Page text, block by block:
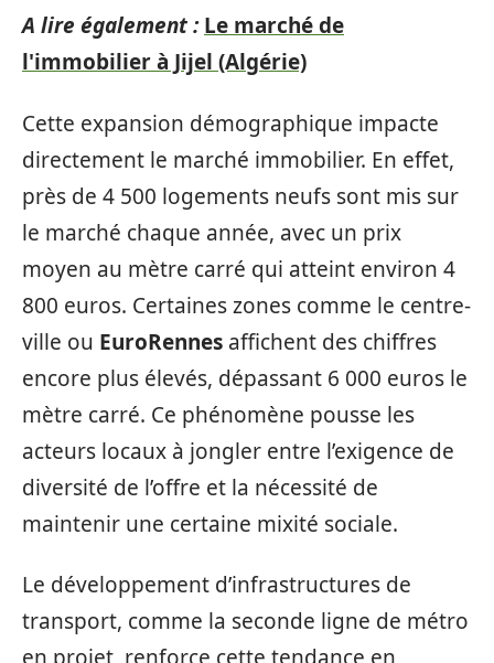
A lire également : Le marché de
l'immobilier à Jijel (Algérie)
Cette expansion démographique impacte
directement le marché immobilier. En effet,
près de 4 500 logements neufs sont mis sur
le marché chaque année, avec un prix
moyen au mètre carré qui atteint environ 4
800 euros. Certaines zones comme le centre-
ville ou EuroRennes affichent des chiffres
encore plus élevés, dépassant 6 000 euros le
mètre carré. Ce phénomène pousse les
acteurs locaux à jongler entre l’exigence de
diversité de l’offre et la nécessité de
maintenir une certaine mixité sociale.
Le développement d’infrastructures de
transport, comme la seconde ligne de métro